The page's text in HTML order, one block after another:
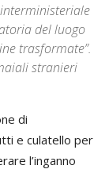
del luogo
trasformate”.
stranieri
di
e culatello per
l’inganno